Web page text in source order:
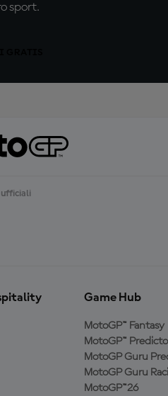
sport.
ufficiali
Game Hub
MotoGP™ Fantasy
MotoGP™
MotoGP Guru
MotoGP Guru
MotoGP™26